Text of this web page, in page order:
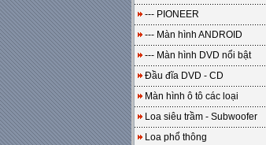
--- PIONEER
--- Màn hình ANDROID
--- Màn hình DVD nổi bật
Đầu đĩa DVD - CD
Màn hình ô tô các loại
Loa siêu trầm - Subwoofer
Loa phổ thông